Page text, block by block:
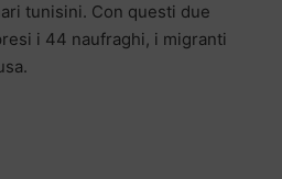
tunisini. Con questi due
i 44 naufraghi, i migranti